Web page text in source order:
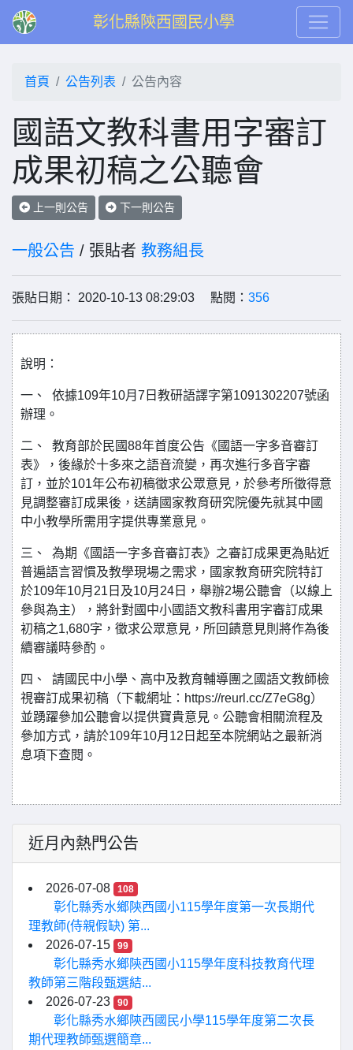
彰化縣陝西國民小學
首頁 公告列表 公告內容
國語文教科書用字審訂
成果初稿之公聽會
上一則公告 下一則公告
一般公告 / 張貼者 教務組長
張貼日期： 2020-10-13 08:29:03 點閱： 356
說明：
一、 依據109年10月7日教研語譯字第1091302207號函
辦理。
二、 教育部於民國88年首度公告《國語一字多音審訂
表》，後緣於十多來之語音流變，再次進行多音字審
訂，並於101年公布初稿徵求公眾意見，於參考所徵得意
見調整審訂成果後，送請國家教育研究院優先就其中國
中小教學所需用字提供專業意見。
三、 為期《國語一字多音審訂表》之審訂成果更為貼近
普遍語言習慣及教學現場之需求，國家教育研究院特訂
於109年10月21日及10月24日，舉辦2場公聽會（以線上
參與為主），將針對國中小國語文教科書用字審訂成果
初稿之1,680字，徵求公眾意見，所回饋意見則將作為後
續審議時參酌。
四、 請國民中小學、高中及教育輔導團之國語文教師檢
視審訂成果初稿（下載網址：https://reurl.cc/Z7eG8g）
並踴躍參加公聽會以提供寶貴意見。公聽會相關流程及
參加方式，請於109年10月12日起至本院網站之最新消
息項下查閱。
近月內熱門公告
2026-07-08 108
彰化縣秀水鄉陝西國小115學年度第一次長期代
理教師(侍親假缺) 第...
2026-07-15
99
彰化縣秀水鄉陝西國小115學年度科技教育代理
教師第三階段甄選結...
2026-07-23
90
彰化縣秀水鄉陝西國民小學115學年度第二次長
期代理教師甄選簡章...